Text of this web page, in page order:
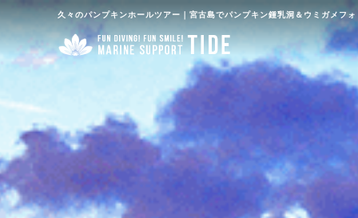
久々のパンプキンホールツアー｜宮古島でパンプキン鍾乳洞＆ウミガメフ